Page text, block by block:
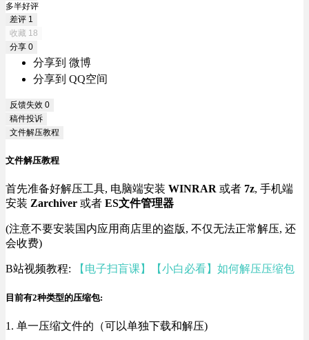
多半好评
差评 1
收藏 18
分享 0
分享到 微博
分享到 QQ空间
反馈失效 0
稿件投诉
文件解压教程
文件解压教程
首先准备好解压工具, 电脑端安装 WINRAR 或者 7z, 手机端
安装 Zarchiver 或者 ES文件管理器
(注意不要安装国内应用商店里的盗版, 不仅无法正常解压, 还
会收费)
B站视频教程: 【电子扫盲课】【小白必看】如何解压压缩包
目前有2种类型的压缩包:
1. 单一压缩文件的（可以单独下载和解压)